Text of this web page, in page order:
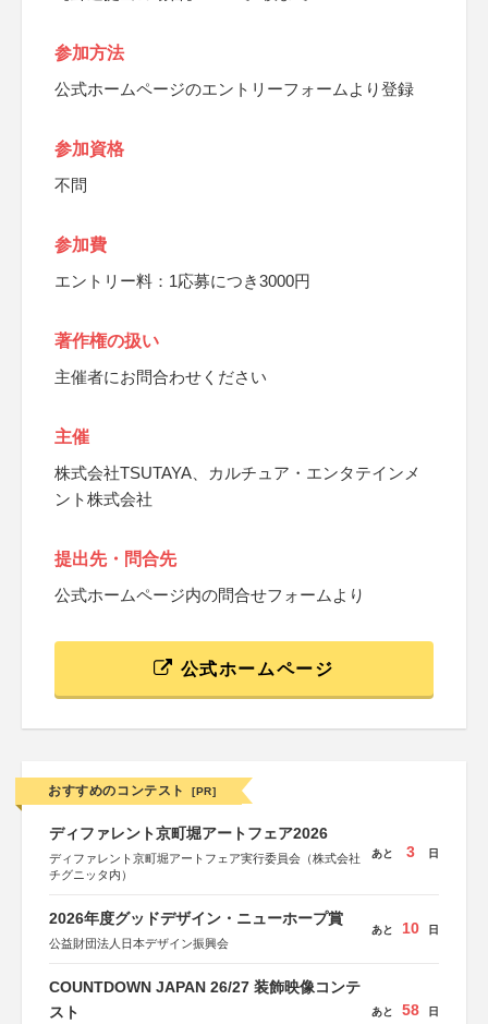
参加方法
公式ホームページのエントリーフォームより登録
参加資格
不問
参加費
エントリー料：1応募につき3000円
著作権の扱い
主催者にお問合わせください
主催
株式会社TSUTAYA、カルチュア・エンタテインメ
ント株式会社
提出先・問合先
公式ホームページ内の問合せフォームより
公式ホームページ
おすすめのコンテスト [PR]
ディファレント京町堀アートフェア2026
ディファレント京町堀アートフェア実行委員会（株式会社
チグニッタ内）
あと 3 日
2026年度グッドデザイン・ニューホープ賞
公益財団法人日本デザイン振興会
あと 10 日
COUNTDOWN JAPAN 26/27 装飾映像コンテ
スト
あと 58 日